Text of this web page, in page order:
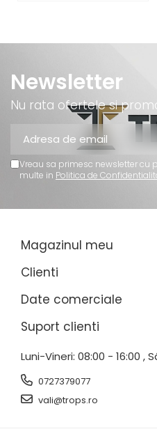
Newsletter
Nu rata ofertele si
Vreau sa primesc newsletter cu
multe in Politica de
Magazinul meu
Clienti
Date comerciale
Suport clienti
Luni-Vineri: 08:00 - 16:00 ,
0727379077
vali@trops.ro